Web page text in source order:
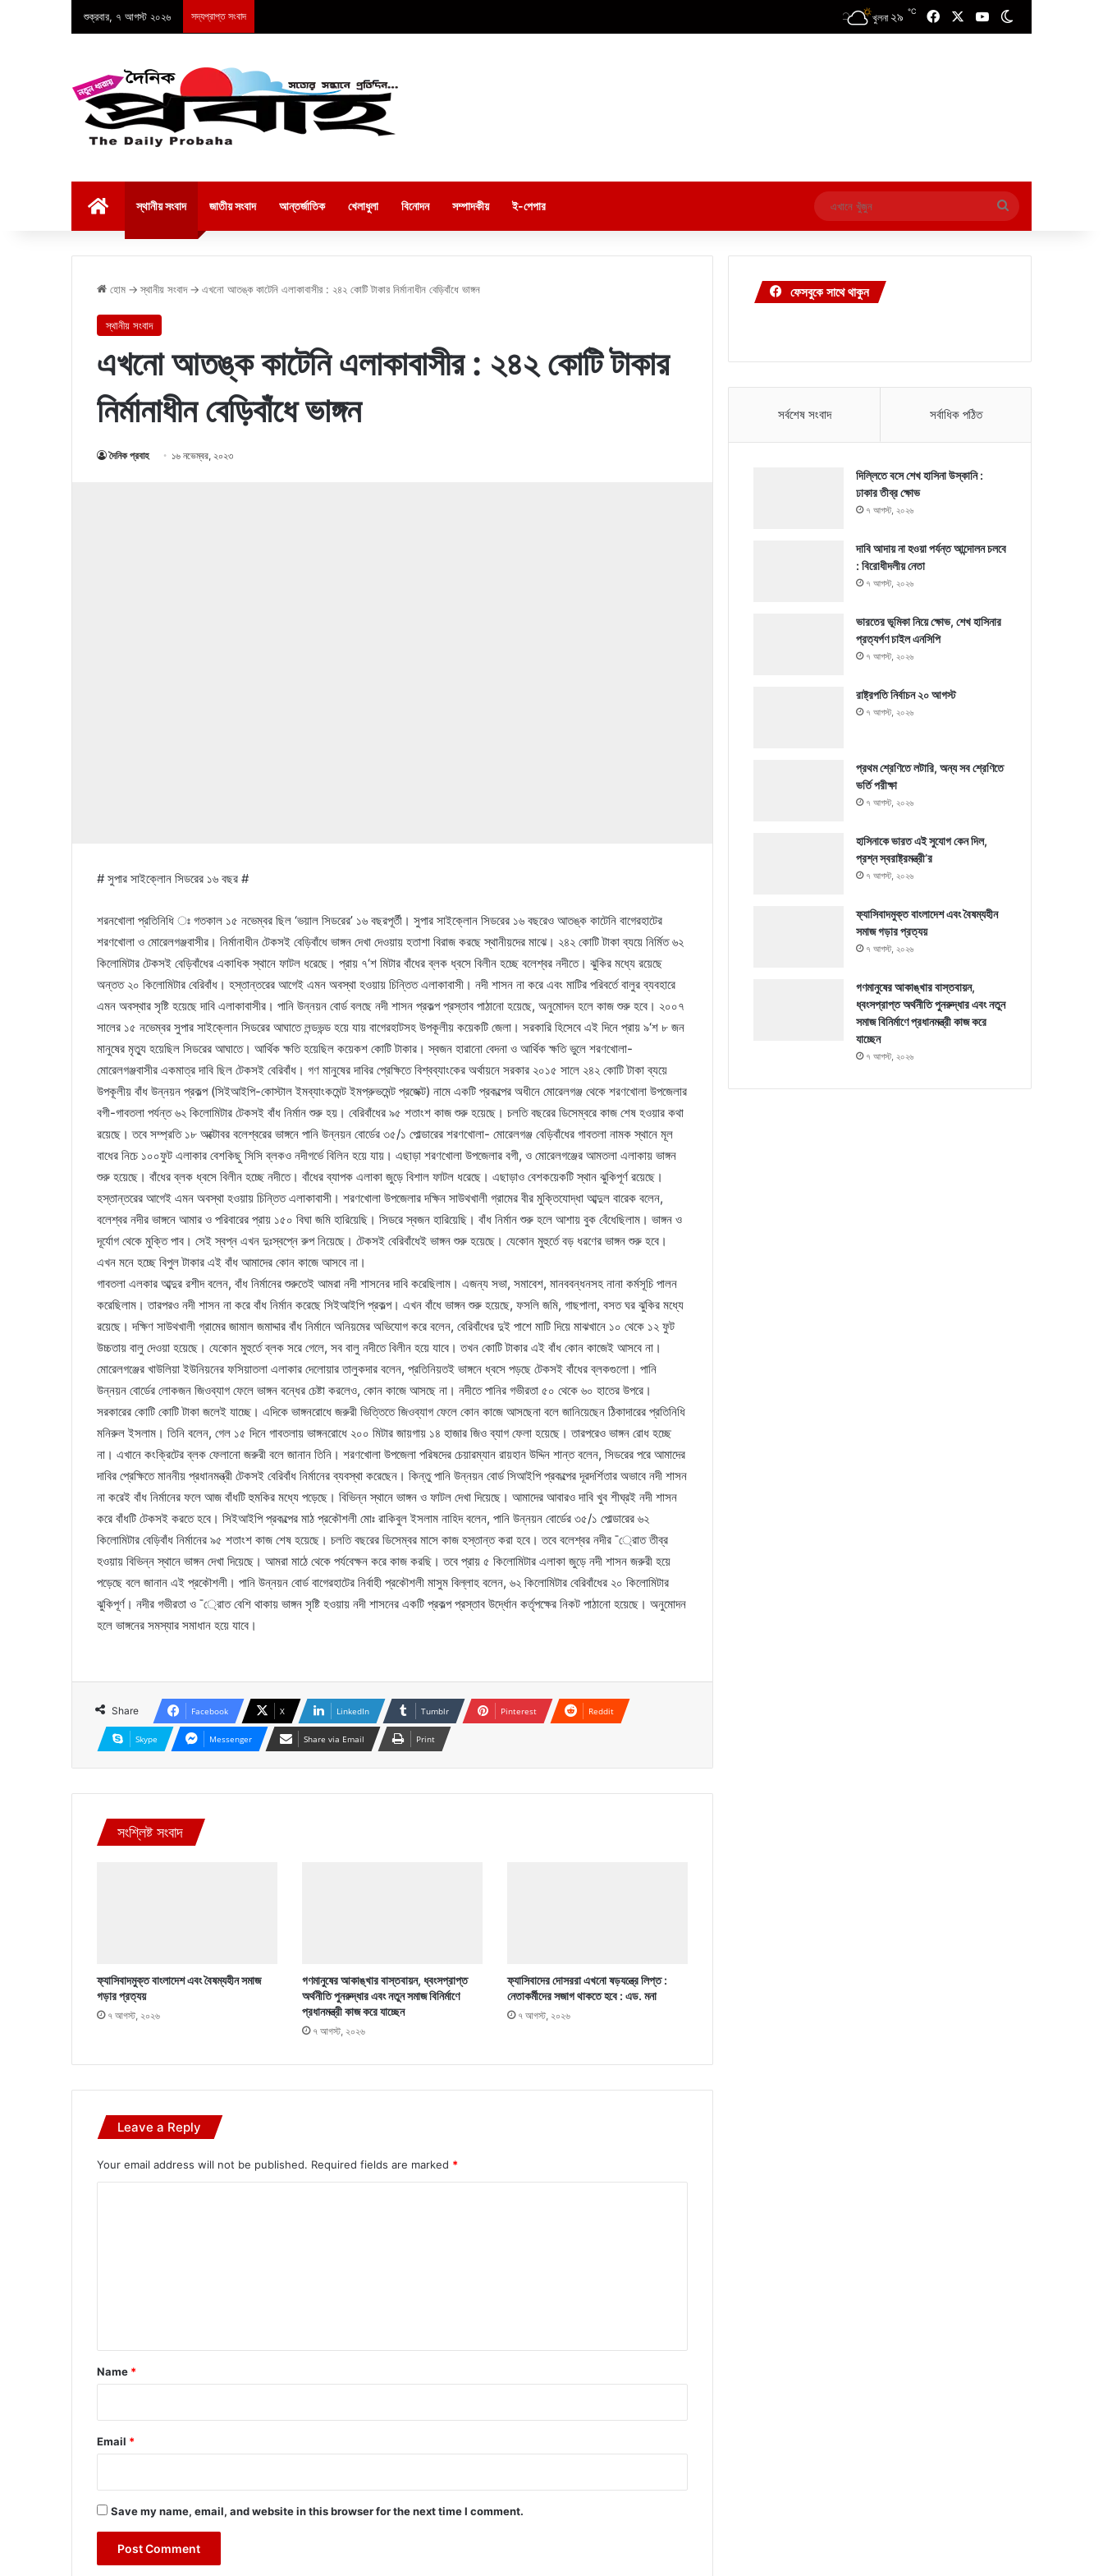
শুক্রবার, ৭ আগস্ট ২০২৬ সদ্যপ্রাপ্ত সংবাদ খুলনা ২৯ ℃ FacebookYouTube
স্থানীয় সংবাদ জাতীয় সংবাদ আন্তর্জাতিক খেলাধুলা বিনোদন সম্পাদকীয় ই-পেপার
এখানে
খুঁজুন
হোম → স্থানীয় সংবাদ → এখনো আতঙ্ক কাটেনি এলাকাবাসীর : ২৪২ কোটি টাকার নির্মানাধীন বেড়িবাঁধে ভাঙ্গন
স্থানীয় সংবাদ
এখনো আতঙ্ক কাটেনি এলাকাবাসীর : ২৪২ কোটি টাকার
নির্মানাধীন বেড়িবাঁধে ভাঙ্গন
দৈনিক প্রবাহ ১৬ নভেম্বর, ২০২৩
# সুপার সাইক্লোন সিডরের ১৬ বছর #
শরনখোলা প্রতিনিধি ঃ গতকাল ১৫ নভেম্বর ছিল ‘ভয়াল সিডরের’ ১৬ বছরপূর্তী। সুপার সাইক্লোন সিডরের ১৬ বছরেও আতঙ্ক কাটেনি বাগেরহাটের
শরণখোলা ও মোরেলগঞ্জবাসীর। নির্মানাধীন টেকসই বেড়িবাঁধে ভাঙ্গন দেখা দেওয়ায় হতাশা বিরাজ করছে স্থানীয়দের মাঝে। ২৪২ কোটি টাকা ব্যয়ে নির্মিত ৬২
কিলোমিটার টেকসই বেড়িবাঁধের একাধিক স্থানে ফাটল ধরেছে। প্রায় ৭‘শ মিটার বাঁধের ব্লক ধ্বসে বিলীন হচ্ছে বলেশ্বর নদীতে। ঝুকির মধ্যে রয়েছে
অন্তত ২০ কিলোমিটার বেরিবাঁধ। হস্তান্তরের আগেই এমন অবস্থা হওয়ায় চিন্তিত এলাকাবাসী। নদী শাসন না করে এবং মাটির পরিবর্তে বালুর ব্যবহারে
এমন অবস্থার সৃষ্টি হয়েছে দাবি এলাকাবাসীর। পানি উন্নয়ন বোর্ড বলছে নদী শাসন প্রকল্প প্রস্তাব পাঠানো হয়েছে, অনুমোদন হলে কাজ শুরু হবে। ২০০৭
সালের ১৫ নভেম্বর সুপার সাইক্লোন সিডরের আঘাতে লন্ডভন্ড হয়ে যায় বাগেরহাটসহ উপকূলীয় কয়েকটি জেলা। সরকারি হিসেবে এই দিনে প্রায় ৯‘শ ৮ জন
মানুষের মৃত্যু হয়েছিল সিডরের আঘাতে। আর্থিক ক্ষতি হয়েছিল কয়েকশ কোটি টাকার। স্বজন হারানো বেদনা ও আর্থিক ক্ষতি ভুলে শরণখোলা-
মোরেলগঞ্জবাসীর একমাত্র দাবি ছিল টেকসই বেরিবাঁধ। গণ মানুষের দাবির প্রেক্ষিতে বিশ্বব্যাংকের অর্থায়নে সরকার ২০১৫ সালে ২৪২ কোটি টাকা ব্যয়ে
উপকূলীয় বাঁধ উন্নয়ন প্রকল্প (সিইআইপি-কোস্টাল ইমব্যাংকমেন্ট ইমপ্রুভমেন্ট প্রজেক্ট) নামে একটি প্রকল্পের অধীনে মোরেলগঞ্জ থেকে শরণখোলা উপজেলার
বগী-গাবতলা পর্যন্ত ৬২ কিলোমিটার টেকসই বাঁধ নির্মান শুরু হয়। বেরিবাঁধের ৯৫ শতাংশ কাজ শুরু হয়েছে। চলতি বছরের ডিসেম্বরে কাজ শেষ হওয়ার কথা
রয়েছে। তবে সম্প্রতি ১৮ অক্টোবর বলেশ্বরের ভাঙ্গনে পানি উন্নয়ন বোর্ডের ৩৫/১ পোল্ডারের শরণখোলা- মোরেলগঞ্জ বেড়িবাঁধের গাবতলা নামক স্থানে মূল
বাধের নিচে ১০০ফুট এলাকার বেশকিছু সিসি ব্লকও নদীগর্ভে বিলিন হয়ে যায়। এছাড়া শরণখোলা উপজেলার বগী, ও মোরেলগঞ্জের আমতলা এলাকায় ভাঙ্গন
শুরু হয়েছে। বাঁধের ব্লক ধ্বসে বিলীন হচ্ছে নদীতে। বাঁধের ব্যাপক এলাকা জুড়ে বিশাল ফাটল ধরেছে। এছাড়াও বেশকয়েকটি স্থান ঝুকিপূর্ণ রয়েছে।
হস্তান্তরের আগেই এমন অবস্থা হওয়ায় চিন্তিত এলাকাবাসী। শরণখোলা উপজেলার দক্ষিন সাউথখালী গ্রামের বীর মুক্তিযোদ্ধা আব্দুল বারেক বলেন,
বলেশ্বর নদীর ভাঙ্গনে আমার ও পরিবারের প্রায় ১৫০ বিঘা জমি হারিয়েছি। সিডরে স্বজন হারিয়েছি। বাঁধ নির্মান শুরু হলে আশায় বুক বেঁধেছিলাম। ভাঙ্গন ও
দূর্যোগ থেকে মুক্তি পাব। সেই স্বপ্ন এখন দুঃস্বপ্নে রুপ নিয়েছে। টেকসই বেরিবাঁধেই ভাঙ্গন শুরু হয়েছে। যেকোন মুহুর্তে বড় ধরণের ভাঙ্গন শুরু হবে।
এখন মনে হচ্ছে বিপুল টাকার এই বাঁধ আমাদের কোন কাজে আসবে না।
গাবতলা এলকার আব্দুর রশীদ বলেন, বাঁধ নির্মানের শুরুতেই আমরা নদী শাসনের দাবি করেছিলাম। এজন্য সভা, সমাবেশ, মানববন্ধনসহ নানা কর্মসূচি পালন
করেছিলাম। তারপরও নদী শাসন না করে বাঁধ নির্মান করেছে সিইআইপি প্রকল্প। এখন বাঁধে ভাঙ্গন শুরু হয়েছে, ফসলি জমি, গাছপালা, বসত ঘর ঝুকির মধ্যে
রয়েছে। দক্ষিণ সাউথখালী গ্রামের জামাল জমাদ্দার বাঁধ নির্মানে অনিয়মের অভিযোগ করে বলেন, বেরিবাঁধের দুই পাশে মাটি দিয়ে মাঝখানে ১০ থেকে ১২ ফুট
উচ্চতায় বালু দেওয়া হয়েছে। যেকোন মুহুর্তে ব্লক সরে গেলে, সব বালু নদীতে বিলীন হয়ে যাবে। তখন কোটি টাকার এই বাঁধ কোন কাজেই আসবে না।
মোরেলগঞ্জের খাউলিয়া ইউনিয়নের ফসিয়াতলা এলাকার দেলোয়ার তালুকদার বলেন, প্রতিনিয়তই ভাঙ্গনে ধ্বসে পড়ছে টেকসই বাঁধের ব্লকগুলো। পানি
উন্নয়ন বোর্ডের লোকজন জিওব্যাগ ফেলে ভাঙ্গন বন্ধের চেষ্টা করলেও, কোন কাজে আসছে না। নদীতে পানির গভীরতা ৫০ থেকে ৬০ হাতের উপরে।
সরকারের কোটি কোটি টাকা জলেই যাচ্ছে। এদিকে ভাঙ্গনরোধে জরুরী ভিত্তিতে জিওব্যাগ ফেলে কোন কাজে আসছেনা বলে জানিয়েছেন ঠিকাদারের প্রতিনিধি
মনিরুল ইসলাম। তিনি বলেন, গেল ১৫ দিনে গাবতলায় ভাঙ্গনরোধে ২০০ মিটার জায়গায় ১৪ হাজার জিও ব্যাগ ফেলা হয়েছে। তারপরেও ভাঙ্গন রোধ হচ্ছে
না। এখানে কংক্রিটের ব্লক ফেলানো জরুরী বলে জানান তিনি। শরণখোলা উপজেলা পরিষদের চেয়ারম্যান রায়হান উদ্দিন শান্ত বলেন, সিডরের পরে আমাদের
দাবির প্রেক্ষিতে মাননীয় প্রধানমন্ত্রী টেকসই বেরিবাঁধ নির্মানের ব্যবস্থা করেছেন। কিন্তু পানি উন্নয়ন বোর্ড সিআইপি প্রকল্পের দূরদর্শিতার অভাবে নদী শাসন
না করেই বাঁধ নির্মানের ফলে আজ বাঁধটি হুমকির মধ্যে পড়েছে। বিভিন্ন স্থানে ভাঙ্গন ও ফাটল দেখা দিয়েছে। আমাদের আবারও দাবি খুব শীঘ্রই নদী শাসন
করে বাঁধটি টেকসই করতে হবে। সিইআইপি প্রকল্পের মাঠ প্রকৌশলী মোঃ রাকিবুল ইসলাম নাহিদ বলেন, পানি উন্নয়ন বোর্ডের ৩৫/১ পোল্ডারের ৬২
কিলোমিটার বেড়িবাঁধ নির্মানের ৯৫ শতাংশ কাজ শেষ হয়েছে। চলতি বছরের ডিসেম্বর মাসে কাজ হস্তান্ত করা হবে। তবে বলেশ্বর নদীর ¯্রােত তীব্র
হওয়ায় বিভিন্ন স্থানে ভাঙ্গন দেখা দিয়েছে। আমরা মাঠে থেকে পর্যবেক্ষন করে কাজ করছি। তবে প্রায় ৫ কিলোমিটার এলাকা জুড়ে নদী শাসন জরুরী হয়ে
পড়েছে বলে জানান এই প্রকৌশলী। পানি উন্নয়ন বোর্ড বাগেরহাটের নির্বাহী প্রকৌশলী মাসুম বিল্লাহ বলেন, ৬২ কিলোমিটার বেরিবাঁধের ২০ কিলোমিটার
ঝুকিপূর্ণ। নদীর গভীরতা ও ¯্রােত বেশি থাকায় ভাঙ্গন সৃষ্টি হওয়ায় নদী শাসনের একটি প্রকল্প প্রস্তাব উর্দ্ধোন কর্তৃপক্ষের নিকট পাঠানো হয়েছে। অনুমোদন
হলে ভাঙ্গনের সমস্যার সমাধান হয়ে যাবে।
Share Facebook X LinkedIn Tumblr Pinterest Reddit
Skype Messenger Share via Email Print
সংশ্লিষ্ট সংবাদ
ফ্যাসিবাদমুক্ত বাংলাদেশ এবং বৈষম্যহীন সমাজ
গড়ার প্রত্যয়
৭ আগস্ট, ২০২৬
গণমানুষের আকাঙ্খার বাস্তবায়ন, ধ্বংসপ্রাপ্ত
অর্থনীতি পুনরুদ্ধার এবং নতুন সমাজ বিনির্মাণে
প্রধানমন্ত্রী কাজ করে যাচ্ছেন
৭ আগস্ট, ২০২৬
ফ্যাসিবাদের দোসররা এখনো ষড়যন্ত্রে লিপ্ত :
নেতাকর্মীদের সজাগ থাকতে হবে : এড. মনা
৭ আগস্ট, ২০২৬
Leave a Reply
Your email address will not be published. Required fields are marked *
*
Name *
Email *
Save my name, email, and website in this browser for the next time I comment.
ফেসবুকে সাথে থাকুন
সর্বশেষ সংবাদ সর্বাধিক পঠিত
দিল্লিতে বসে শেখ হাসিনা উস্কানি :
ঢাকার তীব্র ক্ষোভ
৭ আগস্ট, ২০২৬
দাবি আদায় না হওয়া পর্যন্ত আন্দোলন চলবে
: বিরোধীদলীয় নেতা
৭ আগস্ট, ২০২৬
ভারতের ভূমিকা নিয়ে ক্ষোভ, শেখ হাসিনার
প্রত্যর্পণ চাইল এনসিপি
৭ আগস্ট, ২০২৬
রাষ্ট্রপতি নির্বাচন ২০ আগস্ট
৭ আগস্ট, ২০২৬
প্রথম শ্রেণিতে লটারি, অন্য সব শ্রেণিতে
ভর্তি পরীক্ষা
৭ আগস্ট, ২০২৬
হাসিনাকে ভারত এই সুযোগ কেন দিল,
প্রশ্ন স্বরাষ্ট্রমন্ত্রী’র
৭ আগস্ট, ২০২৬
ফ্যাসিবাদমুক্ত বাংলাদেশ এবং বৈষম্যহীন
সমাজ গড়ার প্রত্যয়
৭ আগস্ট, ২০২৬
গণমানুষের আকাঙ্খার বাস্তবায়ন,
ধ্বংসপ্রাপ্ত অর্থনীতি পুনরুদ্ধার এবং নতুন
সমাজ বিনির্মাণে প্রধানমন্ত্রী কাজ করে
যাচ্ছেন
৭ আগস্ট, ২০২৬